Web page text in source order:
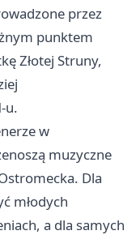
przez
punktem
Złotej Struny,
u.
w
muzyczne
Dla
młodych
a dla samych